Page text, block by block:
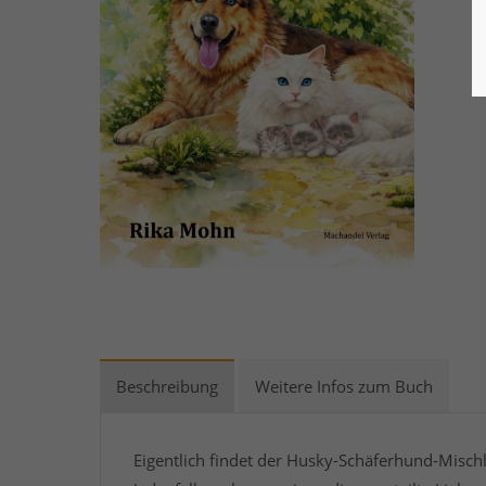
Beschreibung Weitere Infos zum Buch
Eigentlich findet der Husky-Schäferhund-